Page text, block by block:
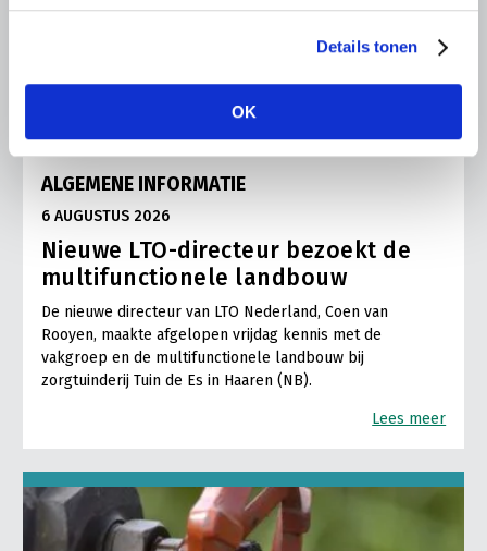
Details tonen
OK
ALGEMENE INFORMATIE
6 AUGUSTUS 2026
Nieuwe LTO-directeur bezoekt de
multifunctionele landbouw
De nieuwe directeur van LTO Nederland, Coen van
Rooyen, maakte afgelopen vrijdag kennis met de
vakgroep en de multifunctionele landbouw bij
zorgtuinderij Tuin de Es in Haaren (NB).
Lees meer